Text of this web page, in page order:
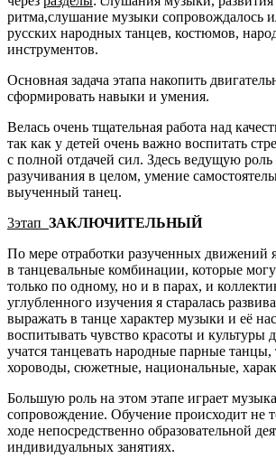
ритма,слушание музыки сопровождалось
русских народных танцев, костюмов,
инструментов.
Основная задача этапа накопить
сформировать навыки и умения.
Велась очень тщательная работа над
так как у детей очень важно воспитать
с полной отдачей сил. Здесь ведущую роль
разучивания в целом, умение
выученный танец.
3этап ЗАКЛЮЧИТЕЛЬНЫЙ
По мере отработки разученных движений
в танцевальные комбинации, которые
только по одному, но и в парах, и
углубленного изучения я старалась
выражать в танце характер музыки и её
воспитывать чувство красоты и культуры
учатся танцевать народные парные
хороводы, сюжетные, национальные,
Большую роль на этом этапе играет
сопровождение. Обучение происходит не
ходе непосредственно образовательной
индивидуальных занятиях.